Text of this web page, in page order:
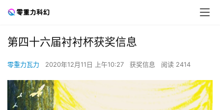
第四十六届衬衬杯获奖信息
零重力瓦力 2020年12月11日 上午10:27 获奖信息 阅读 2414